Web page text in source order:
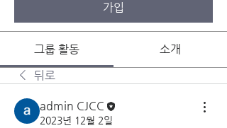
가입
그룹 활동
소개
뒤로
admin CJCC
2023년 12월 2일